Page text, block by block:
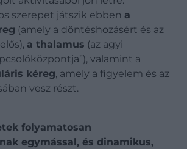
szerepet játszik ebben a
(amely a döntéshozásért és az
a thalamus (az agyi
valamint a
kéreg, amely a figyelem és az
vesz részt.
folyamatosan
egymással, és dinamikus,